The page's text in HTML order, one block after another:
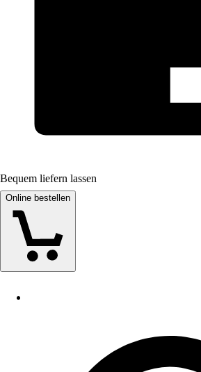
Bequem liefern lassen
Online bestellen